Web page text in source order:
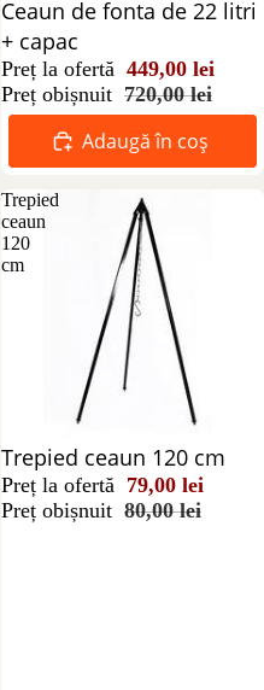
Reducere 38%
Ceaun de fonta de 22 litri
+ capac
Preț la ofertă 449,00 lei
Preț obișnuit 720,00 lei
Adaugă în coș
Trepied
ceaun
120
cm
Reducere 1%
Trepied ceaun 120 cm
Preț la ofertă 79,00 lei
Preț obișnuit 80,00 lei